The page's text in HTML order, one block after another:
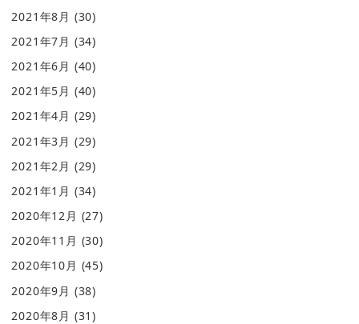
2021年8月 (30)
2021年7月 (34)
2021年6月 (40)
2021年5月 (40)
2021年4月 (29)
2021年3月 (29)
2021年2月 (29)
2021年1月 (34)
2020年12月 (27)
2020年11月 (30)
2020年10月 (45)
2020年9月 (38)
2020年8月 (31)